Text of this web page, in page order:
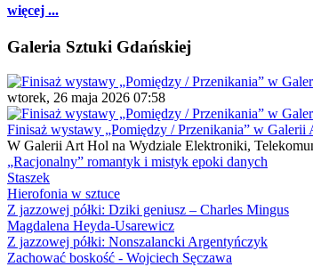
więcej ...
Galeria Sztuki Gdańskiej
wtorek, 26 maja 2026 07:58
Finisaż wystawy „Pomiędzy / Przenikania” w
W Galerii Art Hol na Wydziale Elektroniki,
„Racjonalny” romantyk i mistyk epoki danych
Staszek
Hierofonia w sztuce
Z jazzowej półki: Dziki geniusz – Charles Mingus
Magdalena Heyda-Usarewicz
Z jazzowej półki: Nonszalancki Argentyńczyk
Zachować boskość - Wojciech Sęczawa